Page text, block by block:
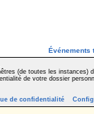
Événements
(de toutes les instances)
de votre dossier
de confidentialité